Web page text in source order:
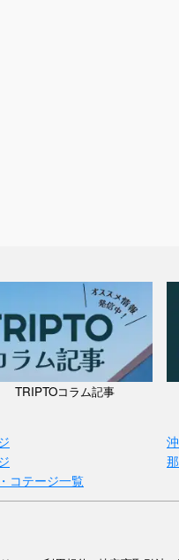
TRIPTOコラム記事
コテージ一覧